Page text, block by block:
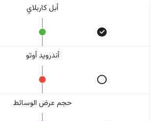
أبل كاربلاي
أندرويد أوتو
حجم عرض الوسائط